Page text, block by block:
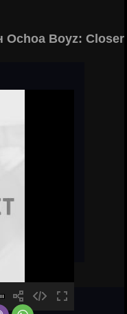
Ochoa Boyz: